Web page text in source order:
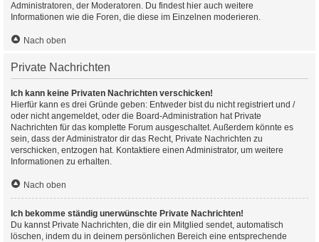
Administratoren, der Moderatoren. Du findest hier auch weitere
Informationen wie die Foren, die diese im Einzelnen moderieren.
Nach oben
Private Nachrichten
Ich kann keine Privaten Nachrichten verschicken!
Hierfür kann es drei Gründe geben: Entweder bist du nicht registriert und /
oder nicht angemeldet, oder die Board-Administration hat Private
Nachrichten für das komplette Forum ausgeschaltet. Außerdem könnte es
sein, dass der Administrator dir das Recht, Private Nachrichten zu
verschicken, entzogen hat. Kontaktiere einen Administrator, um weitere
Informationen zu erhalten.
Nach oben
Ich bekomme ständig unerwünschte Private Nachrichten!
Du kannst Private Nachrichten, die dir ein Mitglied sendet, automatisch
löschen, indem du in deinem persönlichen Bereich eine entsprechende